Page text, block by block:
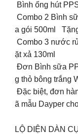
Bình ống hút
Combo 2 Bình
a gói 500ml
Combo 3 nước
ặt xả 130ml
Đơn Bình sữa
g thỏ bông trắng
Đặc biệt, đơn
ã mẫu Dayper
LỘ DIỆN DÀN